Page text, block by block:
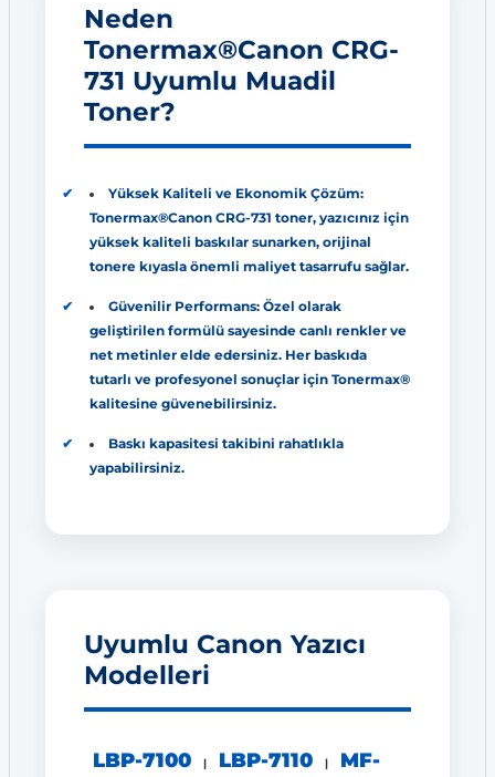
Neden
Tonermax®Canon CRG-
731 Uyumlu Muadil
Toner?
Yüksek Kaliteli ve Ekonomik Çözüm:
Tonermax®Canon CRG-731 toner, yazıcınız için
yüksek kaliteli baskılar sunarken, orijinal
tonere kıyasla önemli maliyet tasarrufu sağlar.
Güvenilir Performans: Özel olarak
geliştirilen formülü sayesinde canlı renkler ve
net metinler elde edersiniz. Her baskıda
tutarlı ve profesyonel sonuçlar için Tonermax®
kalitesine güvenebilirsiniz.
Baskı kapasitesi takibini rahatlıkla
yapabilirsiniz.
Uyumlu Canon Yazıcı
Modelleri
LBP-7100 | LBP-7110 |
MF-